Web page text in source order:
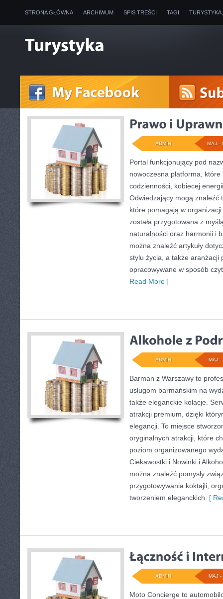
STRONA GŁÓWNA ARCHIWUM SPIS TREŚCI TAGI
MAJ -
ADMIN
Portal funkcjonujący pod
nowoczesna platforma,
codzienności, kobiecej
Odwiedzający mogą znaleźć
które pomagają w
została przygotowana z
naturalności oraz harmonii i
można znaleźć artykuły
stylu życia, a także aranżacji
opracowywane w sposób
Read More ]
MAJ -
ADMIN
Barman z Warszawy to
usługom barmańskim na
także eleganckie kolacje.
atrakcji premium, dzięki
elegancji. To miejsce
oryginalnych atrakcji, które
poziom organizowanego
Ciekawostki i Nowinki i
można znaleźć pomysły
przygotowywania koktajli,
tworzeniem eleganckich [
MAJ -
ADMIN
Moto Concierge to